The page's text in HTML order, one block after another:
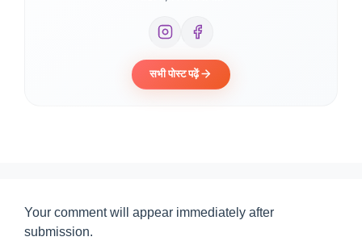
सभी पोस्ट पढ़ें
Your comment will appear immediately after
submission.